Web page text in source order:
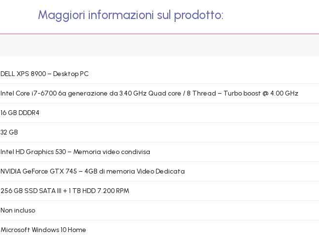
Maggiori informazioni sul prodotto:
DELL XPS 8900 – Desktop PC
Intel Core i7-6700 6a generazione da 3.40 GHz Quad core / 8 Thread – Turbo boost @ 4.00 GHz
16 GB DDDR4
32 GB
Intel HD Graphics 530 – Memoria video condivisa
NVIDIA GeForce GTX 745 – 4GB di memoria Video Dedicata
256 GB SSD SATA III + 1 TB HDD 7.200 RPM
Non incluso
Microsoft Windows 10 Home